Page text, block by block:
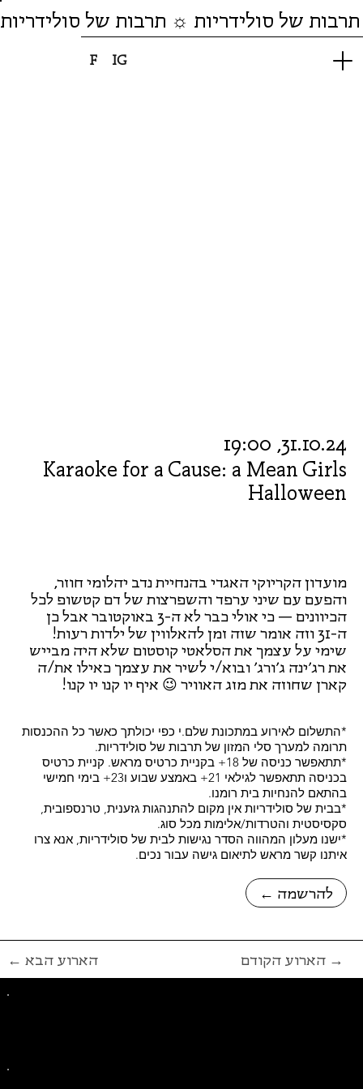
F IG
של סולידריות ☼ תרבות של סולידריות
Karaoke for a Cause: a Mean Girls
Halloween
← להרשמה
31.10.24, 19:00
מועדון הקריוקי האגדי בהנחיית נדב יהלומי חוזר,
והפעם עם שיני ערפד והשפרצות של דם קטשופ לכל
הכיוונים — כי אולי כבר לא ה-3 באוקטובר אבל כן
ה-31 וזה אומר שזה זמן להאלווין של ילדות רעות!
שימי על עצמך את הסלאטי קוסטום שלא היה מבייש
את רג׳ינה ג׳ורג׳ ובוא/י לשיר את עצמך כאילו את/ה
קארן שחוזה את מזג האוויר 😉 איף יו קנו יו קנו!
*התשלום לאירוע במתכונת שלם.י כפי יכולתך כאשר כל ההכנסות
תרומה למערך סלי המזון של תרבות של סולידריות.
*תתאפשר כניסה של 18+ בקניית כרטיס מראש. קניית כרטיס
בכניסה תתאפשר לגילאי 21+ באמצע שבוע ו23+ בימי חמישי
בהתאם להנחיות בית רומנו.
*בבית של סולידריות אין מקום להתנהגות גזענית, טרנספובית,
סקסיסטית והטרדות/אלימות מכל סוג.
*ישנו מעלון המהווה הסדר נגישות לבית של סולידריות, אנא צרו
איתנו קשר מראש לתיאום גישה עבור נכים.
← הארוע הבא הארוע הקודם →